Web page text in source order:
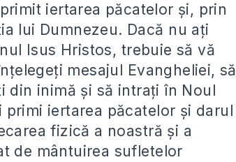
iertarea păcatelor și, prin
lui Dumnezeu. Dacă nu ați
Isus Hristos, trebuie să vă
mesajul Evangheliei, să
din inimă și să intrați în Noul
primi iertarea păcatelor și darul
fizică a noastră și a
de mântuirea sufletelor